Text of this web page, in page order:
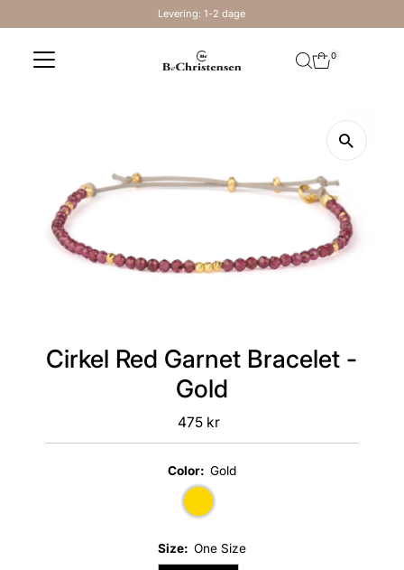
Levering: 1-2 dage
0
Cirkel Red Garnet Bracelet -
Gold
Regular
Price
475 kr
Color: Gold
Size: One Size